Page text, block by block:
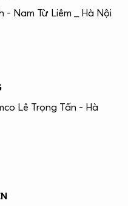
- Nam Từ Liêm _ Hà Nội
Lê Trọng Tấn - Hà